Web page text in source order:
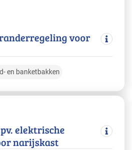
voor
en banketbakken
elektrische
narijskast